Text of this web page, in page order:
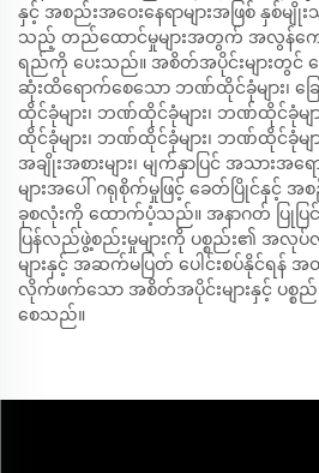
နှင့် အစည်းအဝေးနေရာများအဖြစ် နှစ်မ
သည့် တည်ထောင်မှုများအတွက် အလွန်ကောင်
ရည်ကို ပေးသည်။ အစိတ်အပိုင်းများတွင်
ဆုံးထိရောက်စေသော ဘဏ်ထိုင်ခုံများ၊ ခ
ထိုင်ခုံများ၊ ဘဏ်ထိုင်ခုံများ၊ ဘဏ်ထိုင်ခုံမ
ထိုင်ခုံများ၊ ဘဏ်ထိုင်ခုံများ၊ ဘဏ်ထိုင်ခုံမျ
အချိုးအစားများ၊ မျက်နှာပြင် အသားအရေ
များအပေါ် ဂရုစိုက်မှုဖြင့် ခေတ်ပြိုင်နှင့်
ခုစလုံးကို ထောက်ပံ့သည်။ အနာဂတ် ပြုပြ
ပြန်လည်ဖွဲ့စည်းမှုများကို ပစ္စည်း၏ အ
များနှင့် အဆက်မပြတ် ပေါင်းစပ်နိုင်ရန် အ
လိုက်ဖက်သော အစိတ်အပိုင်းများနှင့် ပစ္စည်းမ
စေသည်။